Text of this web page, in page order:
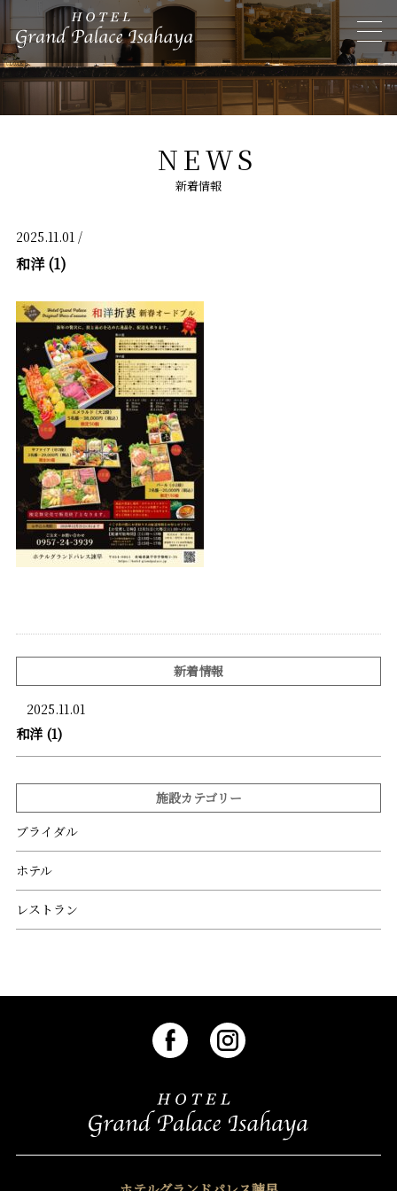
NEWS
新着情報
2025.11.01 /
和洋 (1)
新着情報
2025.11.01
和洋 (1)
施設カテゴリー
ブライダル
ホテル
レストラン